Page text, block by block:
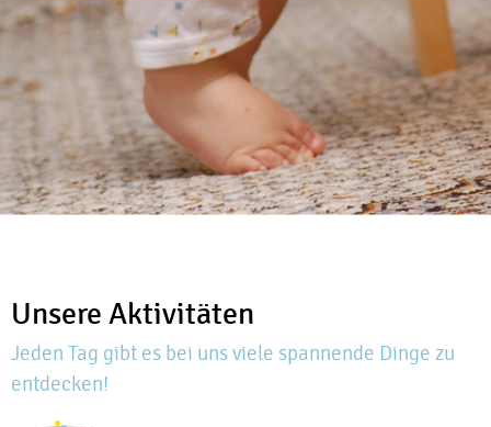
Unsere Aktivitäten
Jeden Tag gibt es bei uns viele spannende Dinge zu
entdecken!